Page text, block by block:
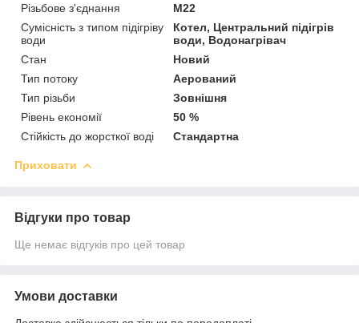
Різьбове з'єднання
М22
Сумісність з типом підігріву
води
Котел, Центральний підігрів
води, Водонагрівач
Стан
Новий
Тип потоку
Аерований
Тип різьби
Зовнішня
Рівень економії
50 %
Стійкість до жорсткої воді
Стандартна
Приховати
Відгуки про товар
Ще немає відгуків про цей товар
Умови доставки